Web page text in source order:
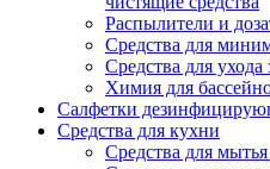
Распылители и
Средства для
Средства для
Химия для
Салфетки
Средства для кухни
Средства для